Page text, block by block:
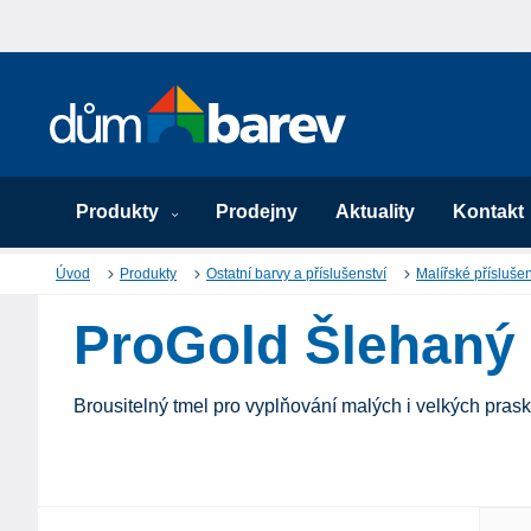
Produkty Prodejny Aktuality Kontakt
Úvod Produkty Ostatní barvy a příslušenství Malířské
ProGold
Brousitelný tmel pro vyplňování malých i velkých